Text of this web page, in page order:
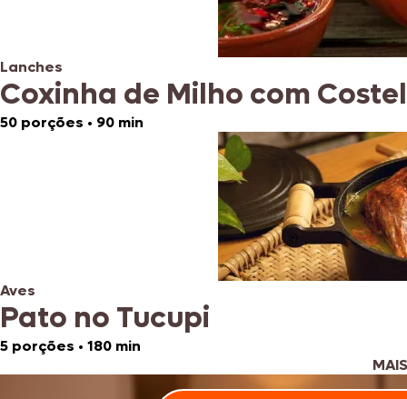
Lanches
Coxinha de Milho com
50 porções • 90 min
Aves
Pato no Tucupi
5 porções • 180 min